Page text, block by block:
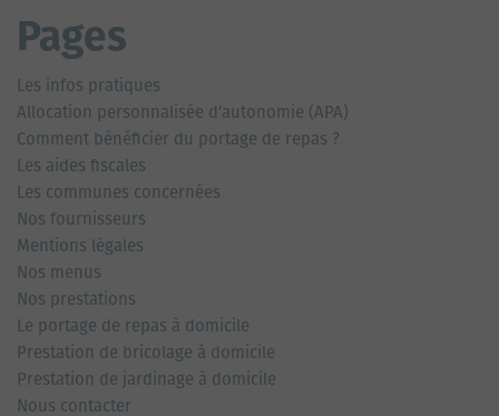
Pages
Les infos pratiques
Allocation personnalisée d’autonomie (APA)
Comment bénéficier du portage de repas ?
Les aides fiscales
Les communes concernées
Nos fournisseurs
Mentions légales
Nos menus
Nos prestations
Le portage de repas à domicile
Prestation de bricolage à domicile
Prestation de jardinage à domicile
Nous contacter